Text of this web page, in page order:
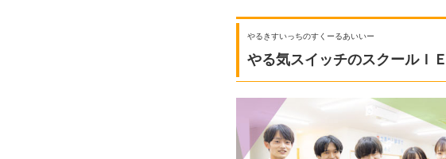
やるきすいっちのすくーるあいいー
やる気スイッチのスクールＩ